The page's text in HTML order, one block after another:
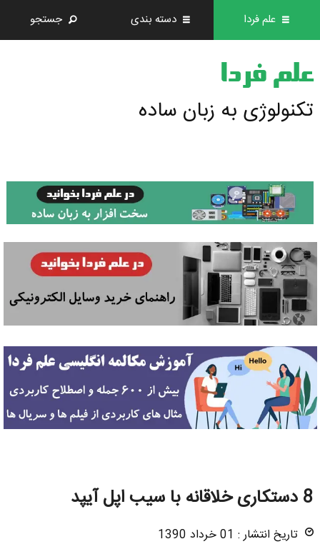
علم فردا دسته بندی جستجو
علم فردا
تکنولوژی به زبان ساده
8 دستکاری خلاقانه با سیب اپل آیپد
تاریخ انتشار : 01 خرداد 1390